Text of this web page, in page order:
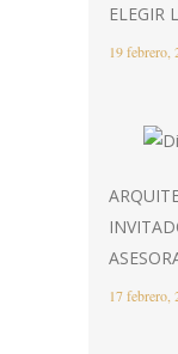
ELEGIR
19 febrero,
17 febrero,